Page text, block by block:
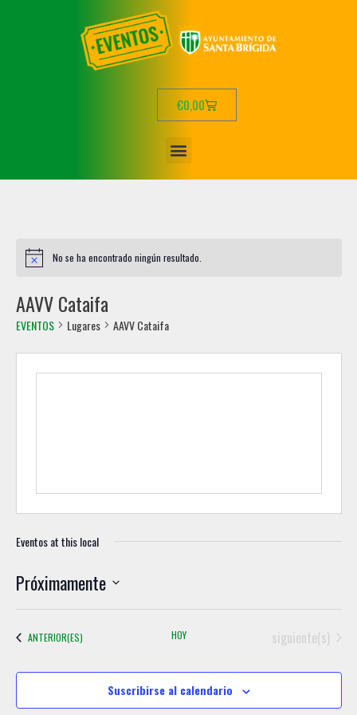
€0,00
No se ha encontrado ningún resultado.
AAVV Cataifa
EVENTOS Lugares AAVV Cataifa
Eventos at this local
Próximamente
S
l
c
EVENTOS
ANTERIOR(ES) HOY Eventos
siguiente(s)
Suscribirse al calendario